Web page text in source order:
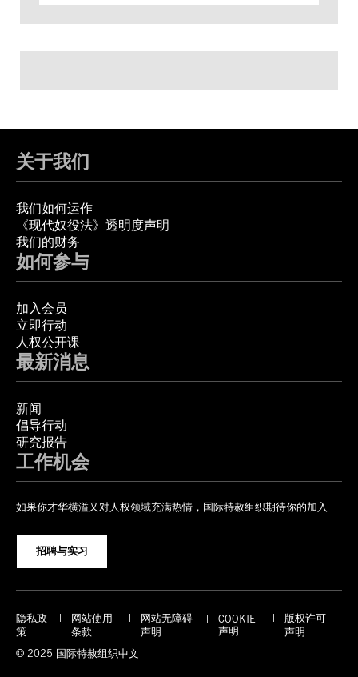
关于我们
我们如何运作
《现代奴役法》透明度声明
我们的财务
如何参与
加入会员
立即行动
人权公开课
最新消息
新闻
倡导行动
研究报告
工作机会
如果你才华横溢又对人权领域充满热情，国际特赦组织期待你的加入
招聘与实习
隐私政
策
网站使用
条款
网站无障碍
声明
COOKIE
声明
版权许可
声明
© 2025 国际特赦组织中文